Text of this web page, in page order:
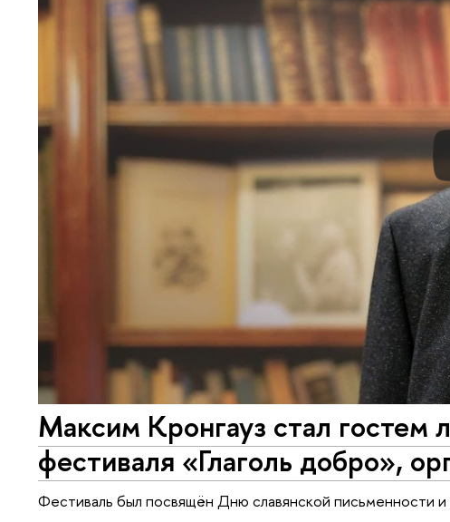
Максим Кронгауз стал гостем
фестиваля «Глаголь добро»,
Фестиваль был посвящён Дню славянской письменности и